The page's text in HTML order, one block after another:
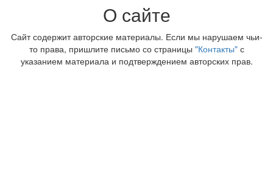
О сайте
Сайт содержит авторские материалы. Если мы нарушаем чьи-
то права, пришлите письмо со страницы "Контакты"с
указанием материала и подтверждением авторских прав.